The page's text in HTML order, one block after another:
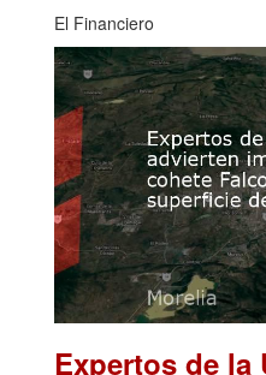
El Financiero
Expertos de la